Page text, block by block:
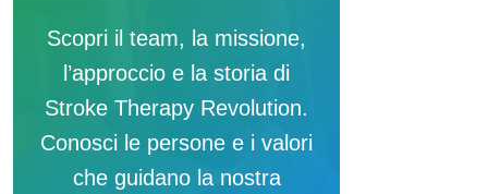
Scopri il team, la missione,
l’approccio e la storia di
Stroke Therapy Revolution.
Conosci le persone e i valori
che guidano la nostra